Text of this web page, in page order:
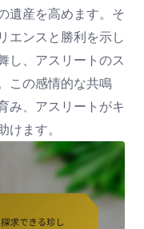
遺産を高めます。そ
エンスと勝利を示し
し、アスリートのス
この感情的な共鳴
み、アスリートがキ
けます。